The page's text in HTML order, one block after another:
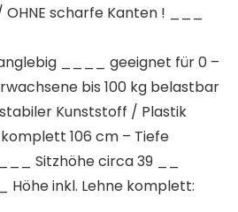
scharfe Kanten ! ___
langlebig ____ geeignet für 0 –
bis 100 kg belastbar
Kunststoff / Plastik
106 cm – Tiefe
Sitzhöhe circa 39 __
inkl. Lehne komplett: